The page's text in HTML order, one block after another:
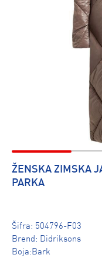
ŽENSKA ZIMSKA
PARKA
Šifra: 504796-F03
Brend: Didriksons
Boja:Bark